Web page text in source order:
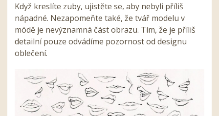
Když kreslíte zuby, ujistěte se, aby nebyli příliš
nápadné. Nezapomeňte také, že tvář modelu v
módě je nevýznamná část obrazu. Tím, že je příliš
detailní pouze odvádíme pozornost od designu
oblečení.